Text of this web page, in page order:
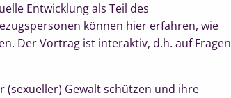
Entwicklung als Teil des
können hier erfahren, wie
Der Vortrag ist interaktiv, d.h. auf Fragen
(sexueller) Gewalt schützen und ihre